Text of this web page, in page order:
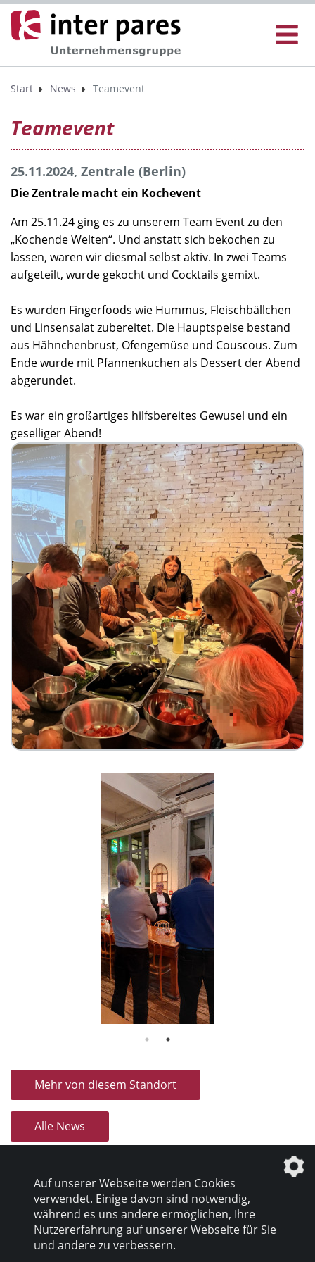
Start News Teamevent
Teamevent
25.11.2024, Zentrale (Berlin)
Die Zentrale macht ein Kochevent
Am 25.11.24 ging es zu unserem Team Event zu den
„Kochende Welten“. Und anstatt sich bekochen zu
lassen, waren wir diesmal selbst aktiv. In zwei Teams
aufgeteilt, wurde gekocht und Cocktails gemixt.
Es wurden Fingerfoods wie Hummus, Fleischbällchen
und Linsensalat zubereitet. Die Hauptspeise bestand
aus Hähnchenbrust, Ofengemüse und Couscous. Zum
Ende wurde mit Pfannenkuchen als Dessert der Abend
abgerundet.
Es war ein großartiges hilfsbereites Gewusel und ein
geselliger Abend!
Mehr von diesem Standort
Alle News
Datenschutz|Impressum
Auf unserer Webseite werden Cookies
verwendet. Einige davon sind notwendig,
während es uns andere ermöglichen, Ihre
Nutzererfahrung auf unserer Webseite für Sie
und andere zu verbessern.